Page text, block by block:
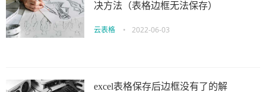
决方法（表格边框无法保存）
云表格 • 2022-06-03
excel表格保存后边框没有了的解